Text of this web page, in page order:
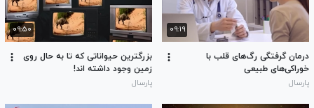
۰۹:۱۹
درمان گرفتگی رگ‌های قلب با
خوراکی‌های طبیعی
پارسال
۰۹:۵۰
بزرگترین حیواناتی که تا به حال روی
زمین وجود داشته اند!
پارسال